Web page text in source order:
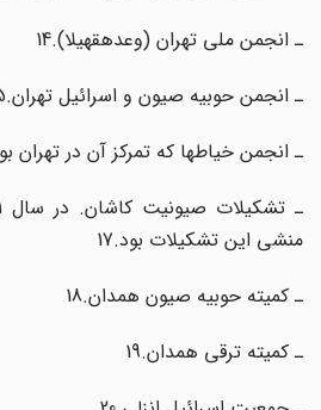
ـ انجمن ملی تهران (وعدهقهیلا).14
ـ انجمن حوبیه صیون و اسرائیل تهران.15
ـ انجمن خیاطها که تمرکز آن در تهران بود.16
منشی این تشکیلات بود.17
ـ کمیته حوبیه صیون همدان.18
ـ کمیته ترقی همدان.19